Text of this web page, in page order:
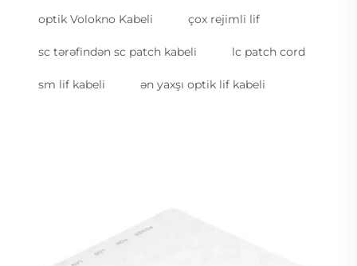
optik Volokno Kabeli çox rejimli lif
sc tərəfindən sc patch kabeli lc patch cord
sm lif kabeli ən yaxşı optik lif kabeli